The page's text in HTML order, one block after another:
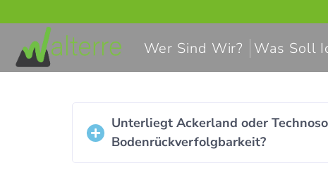
Wer Sind Wir? Was Soll
Unterliegt Ackerland oder
Bodenrückverfolgbarkeit?